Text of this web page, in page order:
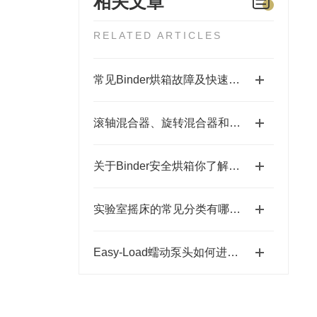
RELATED ARTICLES
常见Binder烘箱故障及快速解决方法
滚轴混合器、旋转混合器和涡旋混合器介绍
关于Binder安全烘箱你了解多少？
实验室摇床的常见分类有哪些？
Easy-Load蠕动泵头如何进行性能检测和校准？